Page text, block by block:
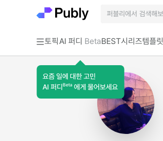
토픽AI 퍼디 Beta
요즘 일에 대한 고민
AI 퍼디 Beta 에게 물어보세요
BEST시리즈템플릿